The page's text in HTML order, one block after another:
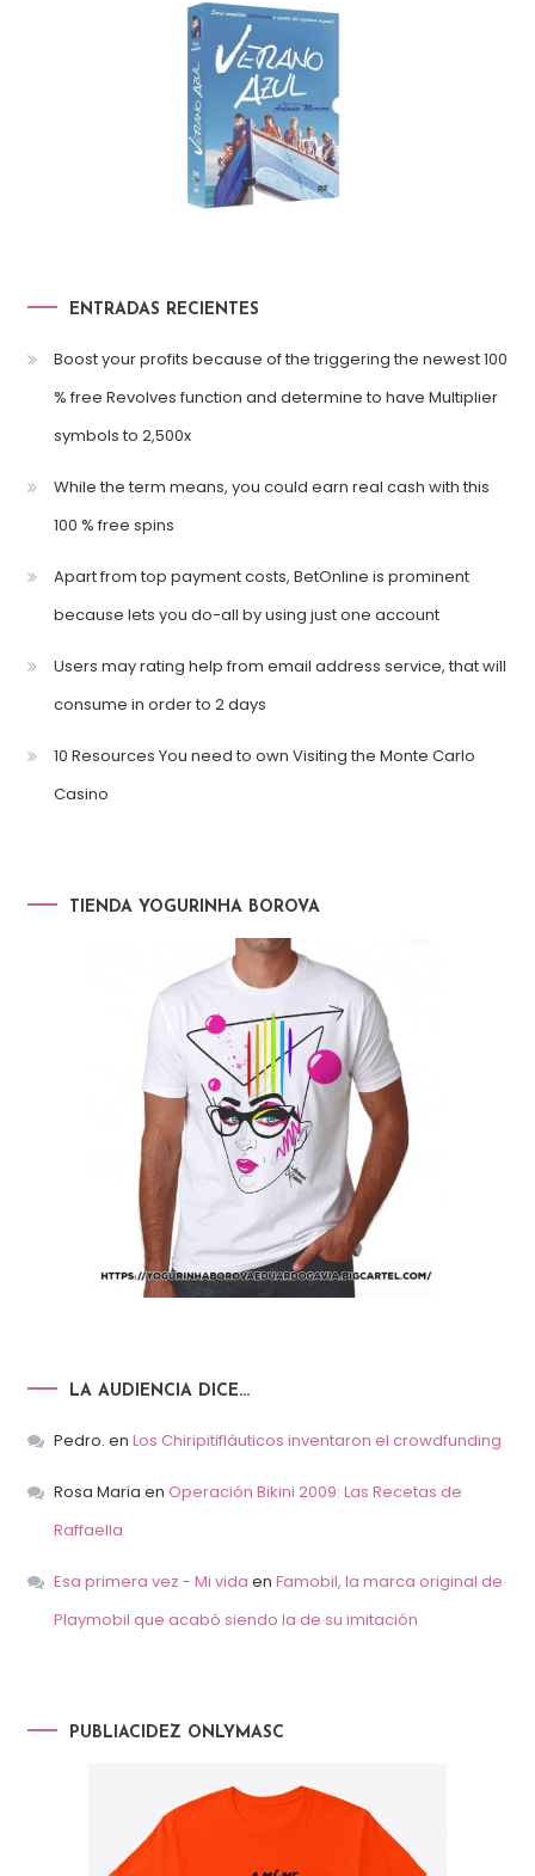
ENTRADAS RECIENTES
Boost your profits because of the triggering the newest 100
% free Revolves function and determine to have Multiplier
symbols to 2,500x
While the term means, you could earn real cash with this
100 % free spins
Apart from top payment costs, BetOnline is prominent
because lets you do-all by using just one account
Users may rating help from email address service, that will
consume in order to 2 days
10 Resources You need to own Visiting the Monte Carlo
Casino
TIENDA YOGURINHA BOROVA
LA AUDIENCIA DICE…
Pedro. en Los Chiripitifláuticos inventaron el crowdfunding
Rosa Maria en Operación Bikini 2009: Las Recetas de
Raffaella
Esa primera vez - Mi vida en Famobil, la marca original de
Playmobil que acabó siendo la de su imitación
PUBLIACIDEZ ONLYMASC